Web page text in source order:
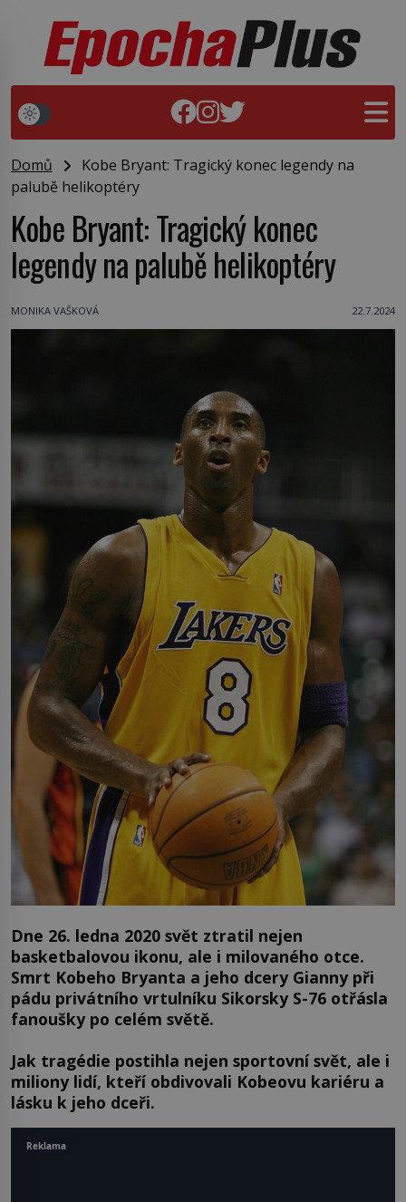
Domů
Kobe Bryant: Tragický konec legendy na
palubě helikoptéry
Kobe Bryant: Tragický konec
legendy na palubě helikoptéry
MONIKA VAŠKOVÁ 22.7.2024
Dne 26. ledna 2020 svět ztratil nejen
basketbalovou ikonu, ale i milovaného otce.
Smrt Kobeho Bryanta a jeho dcery Gianny při
pádu privátního vrtulníku Sikorsky S-76 otřásla
fanoušky po celém světě.
Jak tragédie postihla nejen sportovní svět, ale i
miliony lidí, kteří obdivovali Kobeovu kariéru a
lásku k jeho dceři.
Reklama